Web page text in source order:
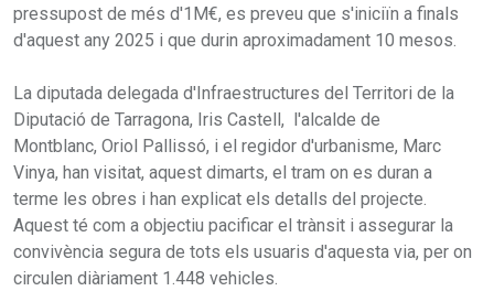
pressupost de més d'1M€, es preveu que s'iniciïn a finals
d'aquest any 2025 i que durin aproximadament 10 mesos.
La diputada delegada d'Infraestructures del Territori de la
Diputació de Tarragona, Iris Castell, l'alcalde de
Montblanc, Oriol Pallissó, i el regidor d'urbanisme, Marc
Vinya, han visitat, aquest dimarts, el tram on es duran a
terme les obres i han explicat els detalls del projecte.
Aquest té com a objectiu pacificar el trànsit i assegurar la
convivència segura de tots els usuaris d'aquesta via, per on
circulen diàriament 1.448 vehicles.